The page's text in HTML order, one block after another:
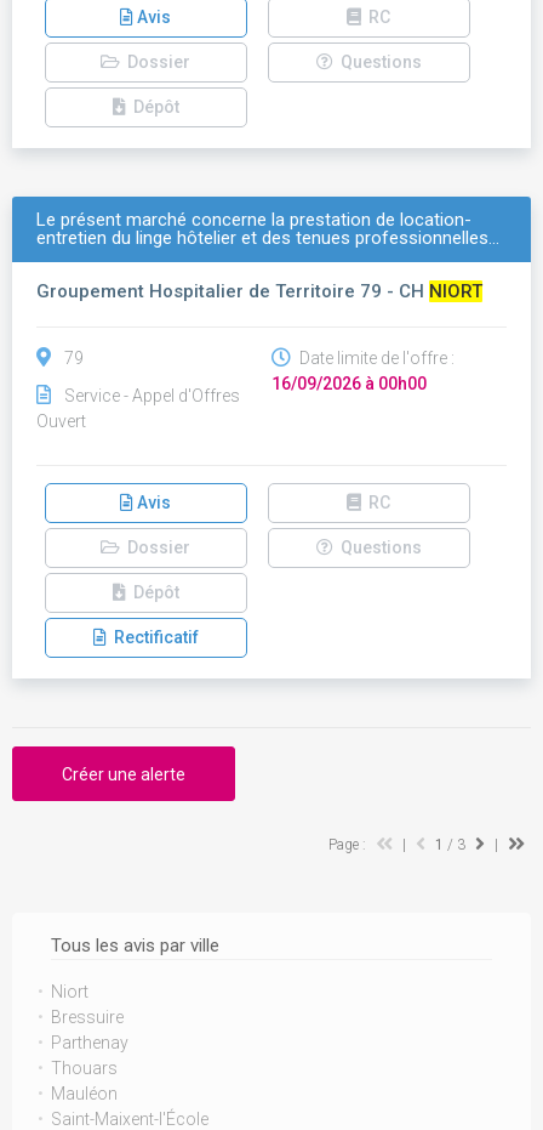
Tous les avis par ville
Niort
Bressuire
Parthenay
Thouars
Mauléon
Saint-Maixent-l'École
Avis RC
Dossier Questions
Dépôt
Le présent marché concerne la prestation de location-
entretien du linge hôtelier et des tenues professionnelles…
Groupement Hospitalier de Territoire 79 - CH NIORT
79
Service - Appel d'Offres
Ouvert
Date limite de l'offre :
16/09/2026 à 00h00
Avis RC
Dossier Questions
Dépôt
Rectificatif
Créer une alerte
Page : 1 / 3